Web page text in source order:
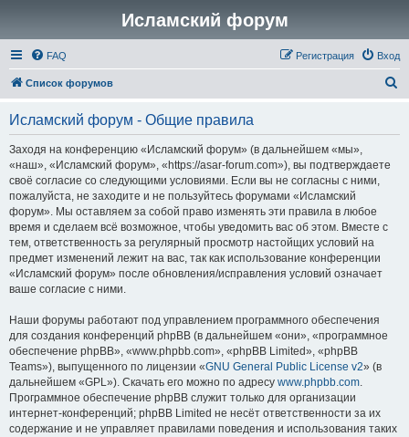
Исламский форум
FAQ Вход
Регистрация
Список форумов
Исламский форум - Общие правила
Заходя на конференцию «Исламский форум» (в дальнейшем «мы»,
«наш», «Исламский форум», «https://asar-forum.com»), вы подтверждаете
своё согласие со следующими условиями. Если вы не согласны с ними,
пожалуйста, не заходите и не пользуйтесь форумами «Исламский
форум». Мы оставляем за собой право изменять эти правила в любое
время и сделаем всё возможное, чтобы уведомить вас об этом. Вместе с
тем, ответственность за регулярный просмотр настойщих условий на
предмет изменений лежит на вас, так как использование конференции
«Исламский форум» после обновления/исправления условий означает
ваше согласие с ними.
Наши форумы работают под управлением программного обеспечения
для создания конференций phpBB (в дальнейшем «они», «программное
обеспечение phpBB», «www.phpbb.com», «phpBB Limited», «phpBB
Teams»), выпущенного по лицензии «GNU General Public License v2» (в
дальнейшем «GPL»). Скачать его можно по адресу www.phpbb.com.
Программное обеспечение phpBB служит только для организации
интернет-конференций; phpBB Limited не несёт ответственности за их
содержание и не управляет правилами поведения и использования таких